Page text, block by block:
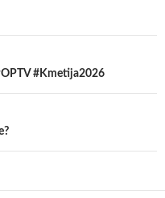
#Kmetija2026